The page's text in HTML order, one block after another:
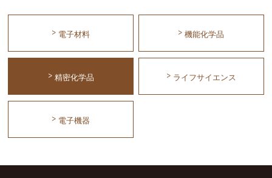
電子材料 機能化学品
精密化学品 ライフサイエンス
電子機器